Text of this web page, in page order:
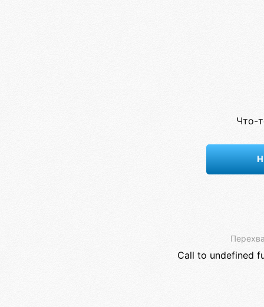
Что-
Call to undefined